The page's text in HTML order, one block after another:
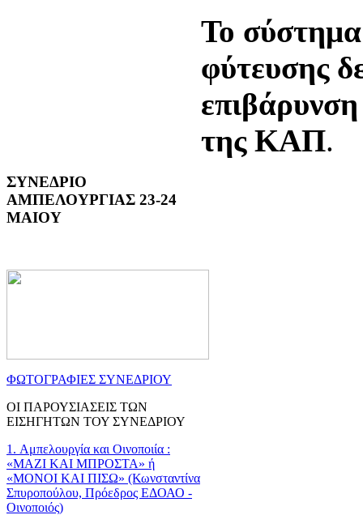
Το
φύτευσης
της ΚΑΠ
ΣΥΝΕΔΡΙΟ
ΑΜΠΕΛΟΥΡΓΙΑΣ 23-24
ΜΑΙΟΥ
ΦΩΤΟΓΡΑΦΙΕΣ ΣΥΝΕΔΡΙΟΥ
ΟΙ ΠΑΡΟΥΣΙΑΣΕΙΣ ΤΩΝ
ΕΙΣΗΓΗΤΩΝ ΤΟΥ ΣΥΝΕΔΡΙΟΥ
1. Αμπελουργία και Οινοποιία :
«ΜΑΖΙ ΚΑΙ ΜΠΡΟΣΤΑ» ή
«ΜΟΝΟΙ ΚΑΙ ΠΙΣΩ» (Κωνσταντίνα
Σπυροπούλου, Πρόεδρος ΕΔΟΑΟ -
Οινοποιός)